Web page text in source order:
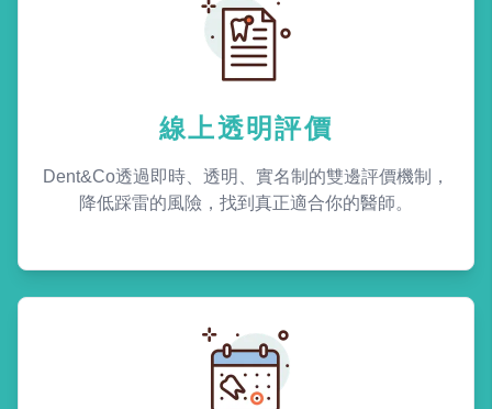
線上透明評價
Dent&Co透過即時、透明、實名制的雙邊評價機制，
降低踩雷的風險，找到真正適合你的醫師。